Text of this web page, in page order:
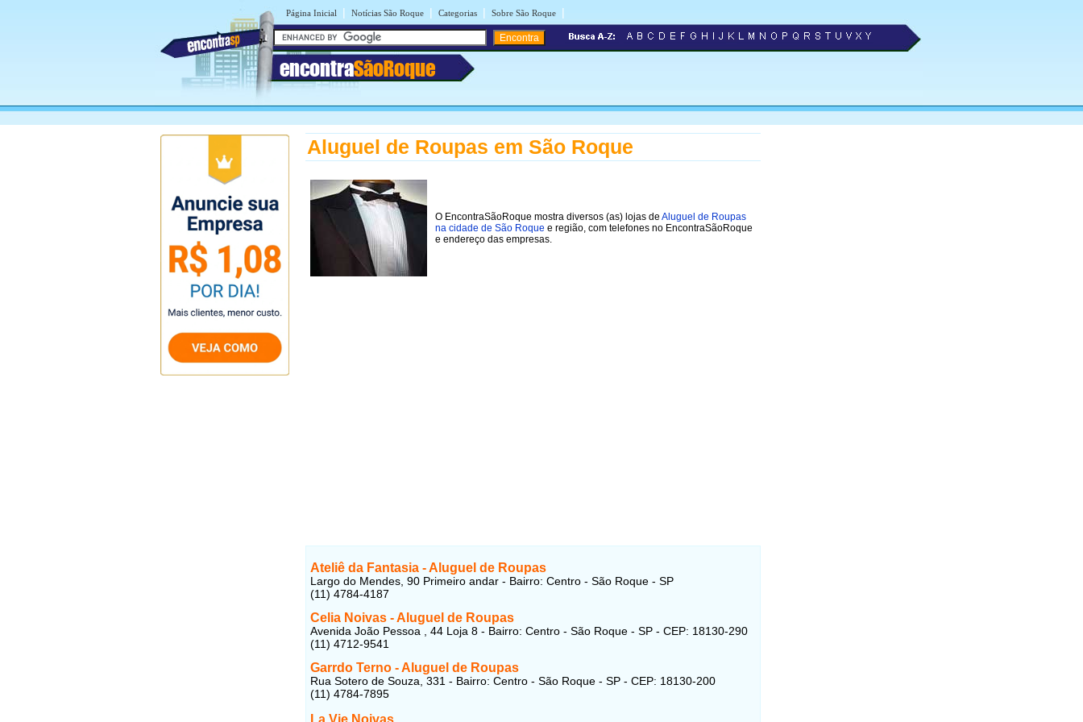
Página Inicial | Notícias São Roque | Categorias | Sobre São Roque |
encontraSãoRoque
Aluguel de Roupas em São Roque
O EncontraSãoRoque mostra diversos (as) lojas de Aluguel de Roupas
na cidade de São Roque e região, com telefones no EncontraSãoRoque
e endereço das empresas.
Ateliê da Fantasia - Aluguel de Roupas
Largo do Mendes, 90 Primeiro andar - Bairro: Centro - São Roque - SP
(11) 4784-4187
Celia Noivas - Aluguel de Roupas
Avenida João Pessoa , 44 Loja 8 - Bairro: Centro - São Roque - SP - CEP: 18130-290
(11) 4712-9541
Garrdo Terno - Aluguel de Roupas
Rua Sotero de Souza, 331 - Bairro: Centro - São Roque - SP - CEP: 18130-200
(11) 4784-7895
La Vie Noivas